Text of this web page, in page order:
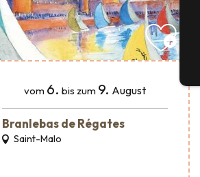
vom 6. bis zum 9. August
Branlebas de Régates
Saint-Malo